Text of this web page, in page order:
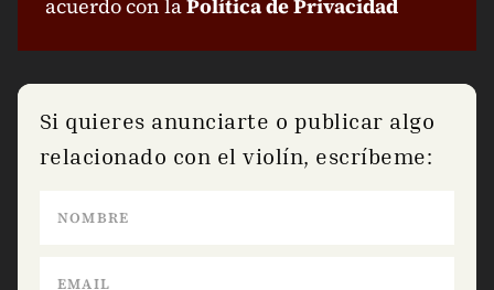
acuerdo con laPolítica de Privacidad
Si quieres anunciarte o publicar algo
relacionado con el violín, escríbeme: